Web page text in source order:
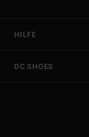
HILFE
DC SHOES